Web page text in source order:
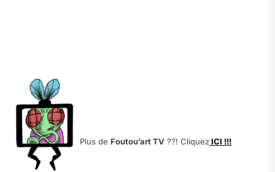
Plus de Foutou’art TV ??! CliquezICI !!!